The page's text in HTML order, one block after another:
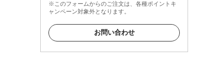
※このフォームからのご注文は、各種ポイントキ
ャンペーン対象外となります。
お問い合わせ